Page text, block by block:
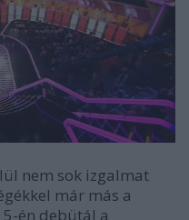
nem sok izgalmat
már más a
én debütál a